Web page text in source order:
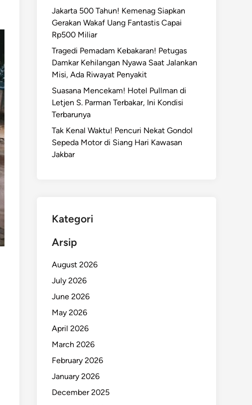
Jakarta 500 Tahun! Kemenag Siapkan
Gerakan Wakaf Uang Fantastis Capai
Rp500 Miliar
Tragedi Pemadam Kebakaran! Petugas
Damkar Kehilangan Nyawa Saat Jalankan
Misi, Ada Riwayat Penyakit
Suasana Mencekam! Hotel Pullman di
Letjen S. Parman Terbakar, Ini Kondisi
Terbarunya
Tak Kenal Waktu! Pencuri Nekat Gondol
Sepeda Motor di Siang Hari Kawasan
Jakbar
Kategori
Arsip
August 2026
July 2026
June 2026
May 2026
April 2026
March 2026
February 2026
January 2026
December 2025